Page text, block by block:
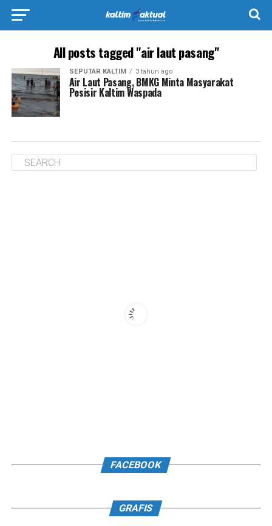
All posts tagged "air laut pasang"
SEPUTAR KALTIM 3 tahun ago
Air Laut Pasang, BMKG Minta Masyarakat
Pesisir Kaltim Waspada
FACEBOOK
GRAFIS